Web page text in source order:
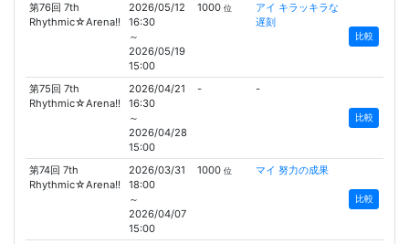
第76回 7th
Rhythmic☆Arena!!
2026/05/12
16:30
～
2026/05/19
15:00
1000位
アイ キラッキラな
遅刻
比較
第75回 7th
Rhythmic☆Arena!!
2026/04/21
16:30
～
2026/04/28
15:00
- -
比較
第74回 7th
Rhythmic☆Arena!!
2026/03/31
18:00
～
2026/04/07
15:00
1000位 マイ 努力の成果
比較